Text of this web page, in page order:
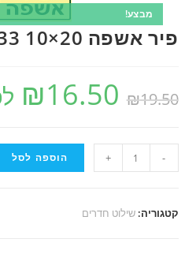
מבצע!
פיר אשפה 20×10 8033
₪19.50
₪16.50
-
+ הוספה לסל
קטגוריה:שילוט חדרים